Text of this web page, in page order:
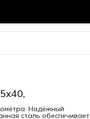
Надёжный
сталь обеспечивает